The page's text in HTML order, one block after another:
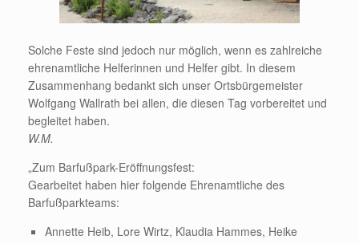
Solche Feste sind jedoch nur möglich, wenn es zahlreiche
ehrenamtliche Helferinnen und Helfer gibt. In diesem
Zusammenhang bedankt sich unser Ortsbürgemeister
Wolfgang Wallrath bei allen, die diesen Tag vorbereitet und
begleitet haben.
W.M.
„Zum Barfußpark-Eröffnungsfest:
Gearbeitet haben hier folgende Ehrenamtliche des
Barfußparkteams:
Annette Heib, Lore Wirtz, Klaudia Hammes, Heike